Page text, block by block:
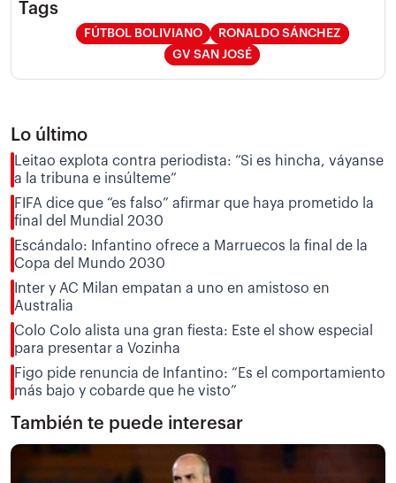
Tags
FÚTBOL BOLIVIANO
RONALDO SÁNCHEZ
GV SAN JOSÉ
Lo último
Leitao explota contra periodista: “Si es hincha, váyanse
a la tribuna e insúlteme”
FIFA dice que “es falso” afirmar que haya prometido la
final del Mundial 2030
Escándalo: Infantino ofrece a Marruecos la final de la
Copa del Mundo 2030
Inter y AC Milan empatan a uno en amistoso en
Australia
Colo Colo alista una gran fiesta: Este el show especial
para presentar a Vozinha
Figo pide renuncia de Infantino: “Es el comportamiento
más bajo y cobarde que he visto”
También te puede interesar